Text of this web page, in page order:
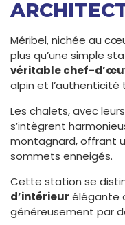
Méribel, nichée au
plus qu’une simple
véritable chef-
alpin et l’authenticité
Les chalets, avec
s’intègrent
montagnard, offrant
sommets enneigés.
Cette station se
d’intérieur élégante
généreusement par